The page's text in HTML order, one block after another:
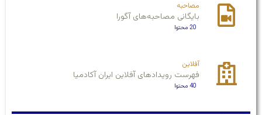
مصاحبه
بایگانی مصاحبه‌های آگورا
20 محتوا
آفلاین
فهرست رویدادهای آفلاین ایران آکادمیا
40 محتوا